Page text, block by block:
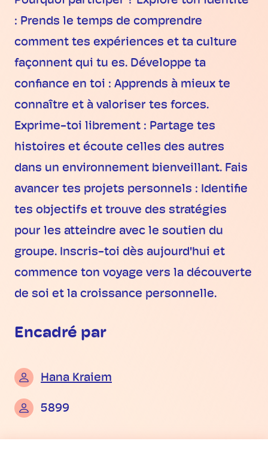
: Prends le temps de comprendre
comment tes expériences et ta culture
façonnent qui tu es. Développe ta
confiance en toi : Apprends à mieux te
connaître et à valoriser tes forces.
Exprime-toi librement : Partage tes
histoires et écoute celles des autres
dans un environnement bienveillant. Fais
avancer tes projets personnels : Identifie
tes objectifs et trouve des stratégies
pour les atteindre avec le soutien du
groupe. Inscris-toi dès aujourd'hui et
commence ton voyage vers la découverte
de soi et la croissance personnelle.
Encadré par
Hana Kraiem
5899